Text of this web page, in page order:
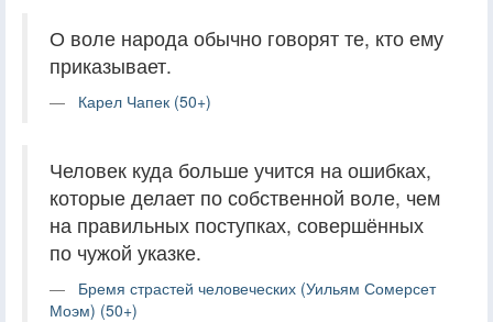
О воле народа обычно говорят те, кто ему
приказывает.
Карел Чапек (50+)
Человек куда больше учится на ошибках,
которые делает по собственной воле, чем
на правильных поступках, совершённых
по чужой указке.
Бремя страстей человеческих (Уильям Сомерсет
Моэм) (50+)